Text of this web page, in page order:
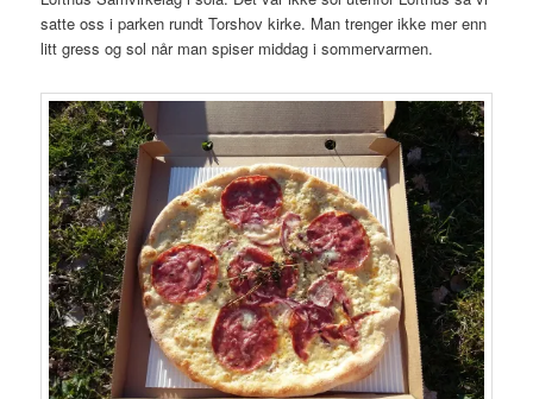
satte oss i parken rundt Torshov kirke. Man trenger ikke mer enn
litt gress og sol når man spiser middag i sommervarmen.